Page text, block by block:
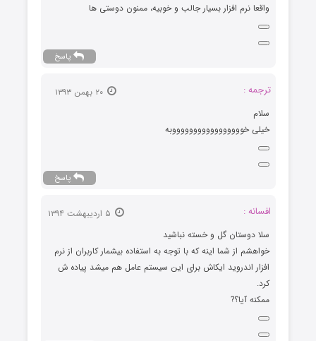
واقعا نرم افزار بسیار جالب و خوبیه، ممنون دوستی ها
پاسخ
ترجمه :
سلام
خیلی خوووووووووووووووووبه
پاسخ
افسانه :
سلا دوستان گل و خسته نباشید
خواهشم از شما اینه که با توجه به استفاده بیشمار کاربران از نرم
افزار اندروید ایکاش برای این سیستم عامل هم میشد پیاده ش
کرد.
ممکنه آیا؟?